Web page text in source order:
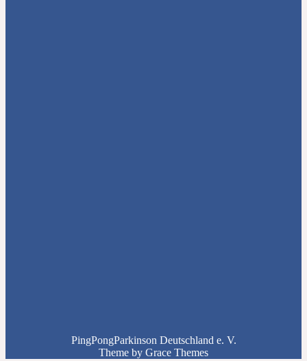
PingPongParkinson Deutschland e. V.
Theme by Grace Themes